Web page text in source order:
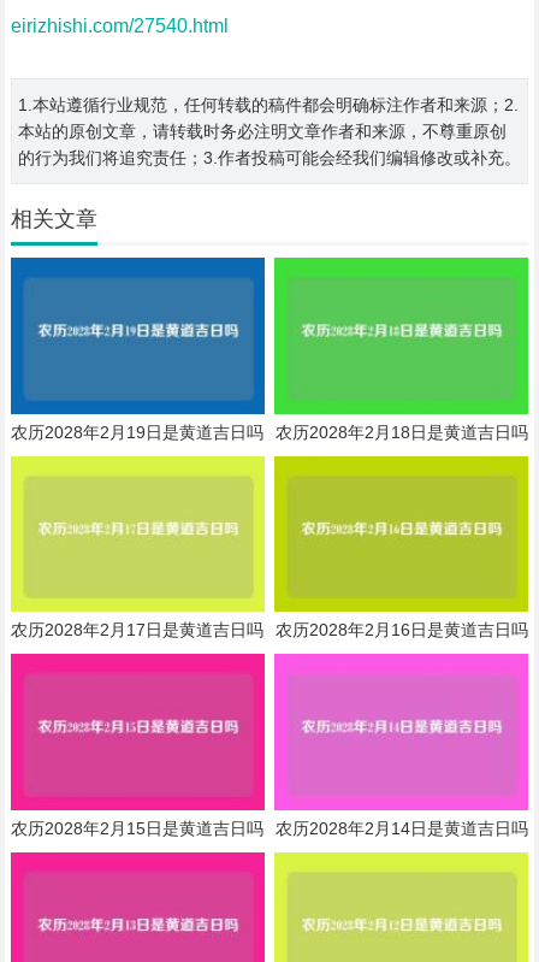
eirizhishi.com/27540.html
1.本站遵循行业规范，任何转载的稿件都会明确标注作者和来源；2.
本站的原创文章，请转载时务必注明文章作者和来源，不尊重原创
的行为我们将追究责任；3.作者投稿可能会经我们编辑修改或补充。
相关文章
农历2028年2月19日是黄道吉日吗 农历2028年2月18日是黄道吉日吗
农历2028年2月17日是黄道吉日吗 农历2028年2月16日是黄道吉日吗
农历2028年2月15日是黄道吉日吗 农历2028年2月14日是黄道吉日吗